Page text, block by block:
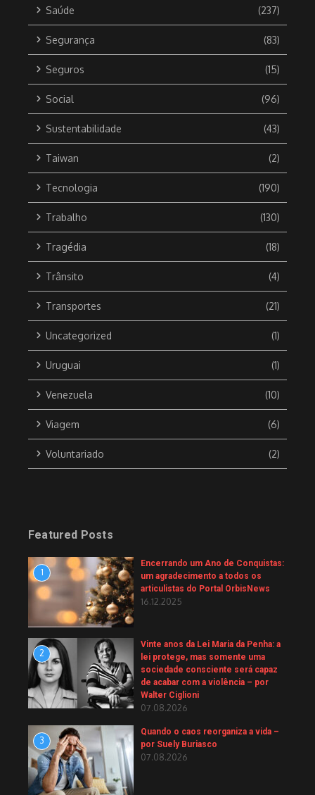
Saúde (237)
Segurança (83)
Seguros (15)
Social (96)
Sustentabilidade (43)
Taiwan (2)
Tecnologia (190)
Trabalho (130)
Tragédia (18)
Trânsito (4)
Transportes (21)
Uncategorized (1)
Uruguai (1)
Venezuela (10)
Viagem (6)
Voluntariado (2)
Featured Posts
1
Encerrando um Ano de Conquistas:
um agradecimento a todos os
articulistas do Portal OrbisNews
16.12.2025
2
Vinte anos da Lei Maria da Penha: a
lei protege, mas somente uma
sociedade consciente será capaz
de acabar com a violência – por
Walter Ciglioni
07.08.2026
3
Quando o caos reorganiza a vida –
por Suely Buriasco
07.08.2026